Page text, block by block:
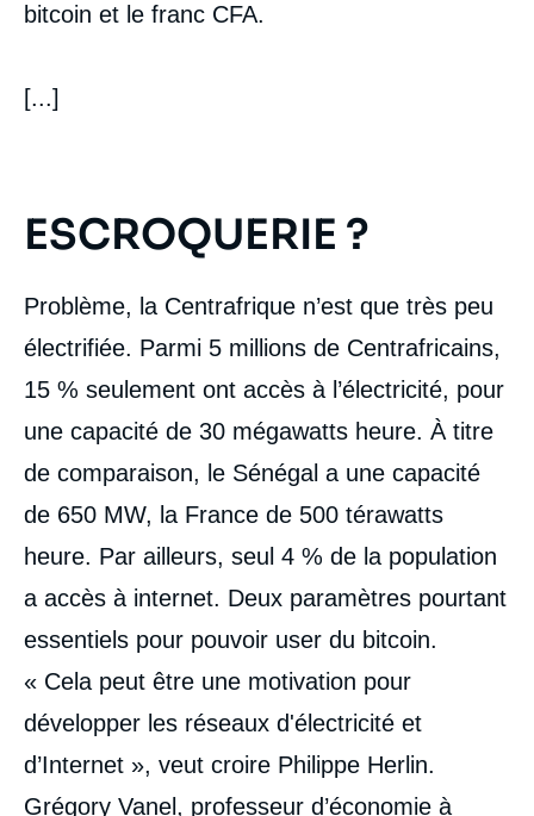
bitcoin et le franc CFA.
[...]
ESCROQUERIE ?
Problème, la Centrafrique n’est que très peu
électrifiée. Parmi 5 millions de Centrafricains,
15 % seulement ont accès à l’électricité, pour
une capacité de 30 mégawatts heure. À titre
de comparaison, le Sénégal a une capacité
de 650 MW, la France de 500 térawatts
heure. Par ailleurs, seul 4 % de la population
a accès à internet. Deux paramètres pourtant
essentiels pour pouvoir user du bitcoin.
« Cela peut être une motivation pour
développer les réseaux d'électricité et
d’Internet », veut croire Philippe Herlin.
Grégory Vanel, professeur d’économie à